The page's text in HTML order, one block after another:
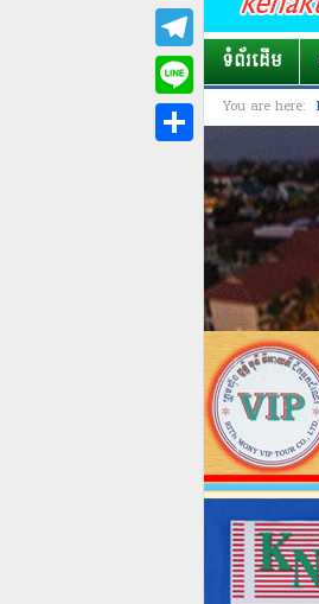
ទំព័រដើម
You are here:
WhatsApp
Telegram
Line
Share